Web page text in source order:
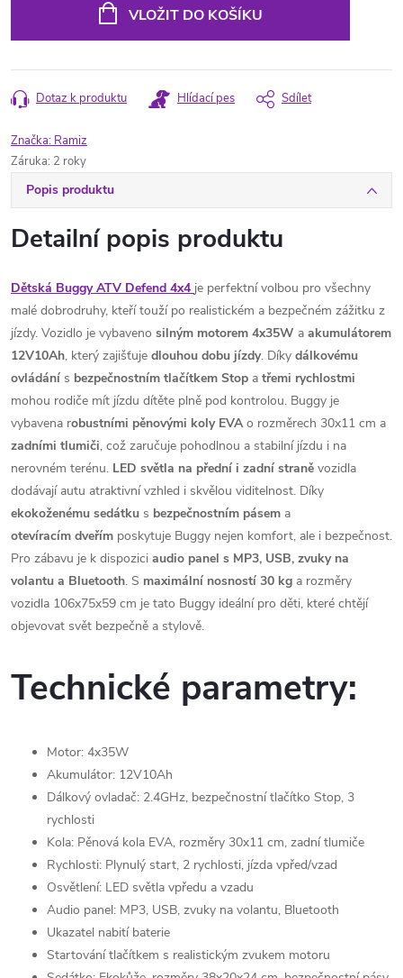
VLOŽIT DO KOŠÍKU
Dotaz k produktu Hlídací pes Sdílet
Značka: Ramiz
Záruka: 2 roky
Popis produktu
Detailní popis produktu
Dětská Buggy ATV Defend 4x4 je perfektní volbou pro všechny
malé dobrodruhy, kteří touží po realistickém a bezpečném zážitku z
jízdy. Vozidlo je vybaveno silným motorem 4x35W a akumulátorem
12V10Ah, který zajišťuje dlouhou dobu jízdy. Díky dálkovému
ovládání s bezpečnostním tlačítkem Stop a třemi rychlostmi
mohou rodiče mít jízdu dítěte plně pod kontrolou. Buggy je
vybavena robustními pěnovými koly EVAo rozměrech 30x11 cm a
zadními tlumiči, což zaručuje pohodlnou a stabilní jízdu i na
nerovném terénu. LED světla na přední i zadní straně vozidla
dodávají autu atraktivní vzhled i skvělou viditelnost. Díky
ekokoženému sedátku s bezpečnostním pásem a
otevíracím dveřím poskytuje Buggy nejen komfort, ale i bezpečnost.
Pro zábavu je k dispozici audio panel s MP3, USB, zvuky na
volantu a Bluetooth. S maximální nosností 30 kg a rozměry
vozidla 106x75x59 cm je tato Buggy ideální pro děti, které chtějí
objevovat svět bezpečně a stylově.
Technické parametry:
Motor: 4x35W
Akumulátor: 12V10Ah
Dálkový ovladač: 2.4GHz, bezpečnostní tlačítko Stop, 3
rychlosti
Kola: Pěnová kola EVA, rozměry 30x11 cm, zadní tlumiče
Rychlosti: Plynulý start, 2 rychlosti, jízda vpřed/vzad
Osvětlení: LED světla vpředu a vzadu
Audio panel: MP3, USB, zvuky na volantu, Bluetooth
Ukazatel nabití baterie
Startování tlačítkem s realistickým zvukem motoru